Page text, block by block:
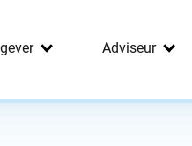
Adviseur